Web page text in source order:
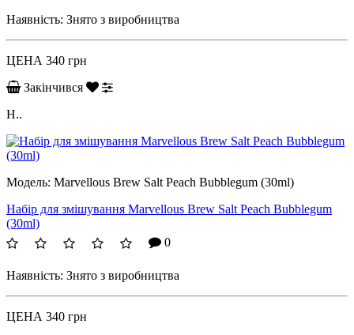
Наявність: Знято з виробництва
ЦЕНА 340 грн
Закінчився
H..
Модель: Marvellous Brew Salt Peach Bubblegum (30ml)
Набір для змішування Marvellous Brew Salt Peach Bubblegum
(30ml)
0
Наявність: Знято з виробництва
ЦЕНА 340 грн